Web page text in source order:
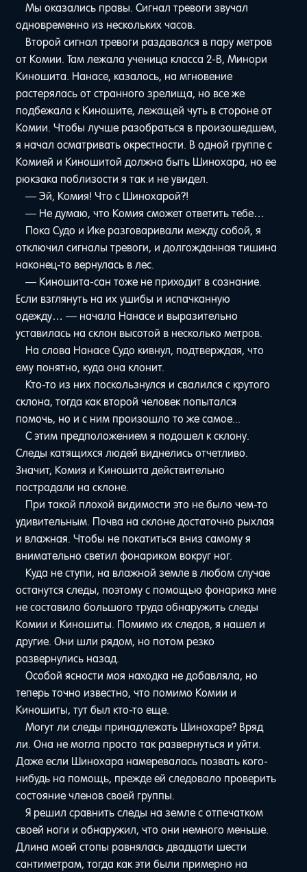
Мы оказались правы. Сигнал тревоги звучал
одновременно из нескольких часов.
Второй сигнал тревоги раздавался в пару метров
от Комии. Там лежала ученица класса 2-В, Минори
Киношита. Нанасе, казалось, на мгновение
растерялась от странного зрелища, но все же
подбежала к Киношите, лежащей чуть в стороне от
Комии. Чтобы лучше разобраться в произошедшем,
я начал осматривать окрестности. В одной группе с
Комией и Киношитой должна быть Шинохара, но ее
рюкзака поблизости я так и не увидел.
— Эй, Комия! Что с Шинохарой?!
— Не думаю, что Комия сможет ответить тебе…
Пока Судо и Ике разговаривали между собой, я
отключил сигналы тревоги, и долгожданная тишина
наконец-то вернулась в лес.
— Киношита-сан тоже не приходит в сознание.
Если взглянуть на их ушибы и испачканную
одежду… — начала Нанасе и выразительно
уставилась на склон высотой в несколько метров.
На слова Нанасе Судо кивнул, подтверждая, что
ему понятно, куда она клонит.
Кто-то из них поскользнулся и свалился с крутого
склона, тогда как второй человек попытался
помочь, но и с ним произошло то же самое...
С этим предположением я подошел к склону.
Следы катящихся людей виднелись отчетливо.
Значит, Комия и Киношита действительно
пострадали на склоне.
При такой плохой видимости это не было чем-то
удивительным. Почва на склоне достаточно рыхлая
и влажная. Чтобы не покатиться вниз самому я
внимательно светил фонариком вокруг ног.
Куда не ступи, на влажной земле в любом случае
останутся следы, поэтому с помощью фонарика мне
не составило большого труда обнаружить следы
Комии и Киношиты. Помимо их следов, я нашел и
другие. Они шли рядом, но потом резко
развернулись назад.
Особой ясности моя находка не добавляла, но
теперь точно известно, что помимо Комии и
Киношиты, тут был кто-то еще.
Могут ли следы принадлежать Шинохаре? Вряд
ли. Она не могла просто так развернуться и уйти.
Даже если Шинохара намеревалась позвать кого-
нибудь на помощь, прежде ей следовало проверить
состояние членов своей группы.
Я решил сравнить следы на земле с отпечатком
своей ноги и обнаружил, что они немного меньше.
Длина моей стопы равнялась двадцати шести
сантиметрам, тогда как эти были примерно на